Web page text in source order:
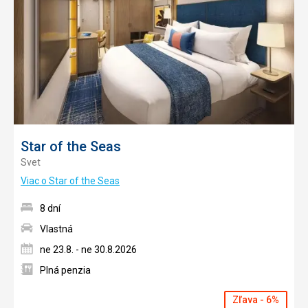
Star of the Seas
Svet
Viac o Star of the Seas
8 dní
Vlastná
ne 23.8. - ne 30.8.2026
Plná penzia
Zľava - 6%